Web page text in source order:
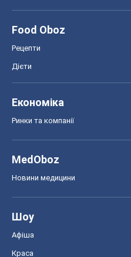
Food Oboz
Рецепти
Дієти
Економіка
Ринки та компанії
MedOboz
Новини медицини
Шоу
Афіша
Краса